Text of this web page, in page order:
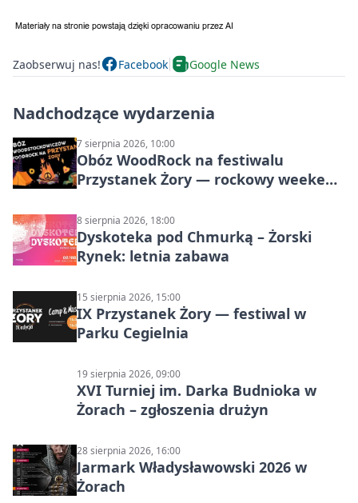
Zaobserwuj nas! Facebook Google News
Nadchodzące wydarzenia
7 sierpnia 2026, 10:00
Obóz WoodRock na festiwalu
Przystanek Żory — rockowy weekend
8 sierpnia 2026, 18:00
Dyskoteka pod Chmurką – Żorski
Rynek: letnia zabawa
15 sierpnia 2026, 15:00
IX Przystanek Żory — festiwal w
Parku Cegielnia
19 sierpnia 2026, 09:00
XVI Turniej im. Darka Budnioka w
Żorach – zgłoszenia drużyn
28 sierpnia 2026, 16:00
Jarmark Władysławowski 2026 w
Żorach